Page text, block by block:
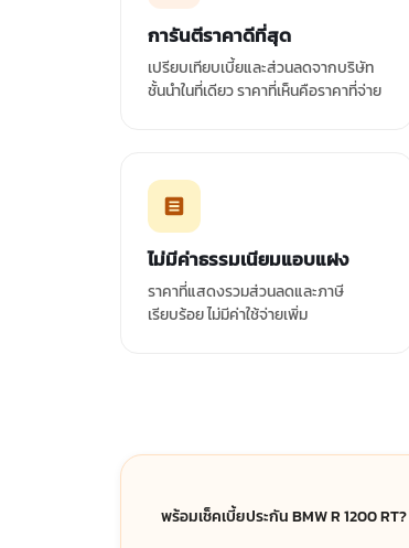
การันตีราคาดีที่สุด
เปรียบเทียบเบี้ยและส่วนลดจากบริษัท
ชั้นนำในที่เดียว ราคาที่เห็นคือราคาที่จ่าย
ไม่มีค่าธรรมเนียมแอบแฝง
ราคาที่แสดงรวมส่วนลดและภาษี
เรียบร้อย ไม่มีค่าใช้จ่ายเพิ่ม
พร้อมเช็คเบี้ยประกัน BMW R 1200 RT?